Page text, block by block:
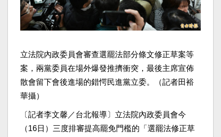
立法院內政委員會審查選罷法部分條文修正草案等
案，兩黨委員在場外爆發推擠衝突，最後主席宣佈
散會留下會後進場的錯愕民進黨立委。（記者田裕
華攝）
〔記者李文馨／台北報導〕立法院內政委員會今
（16日）三度排審提高罷免門檻的「選罷法修正草